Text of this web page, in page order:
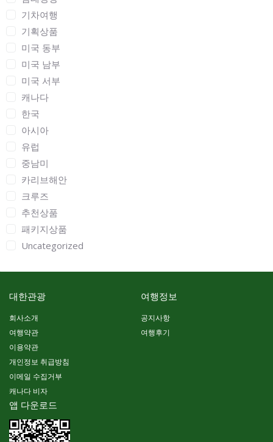
기차여행
기획상품
미국 동부
미국 남부
미국 서부
캐나다
한국
아시아
유럽
중남미
카리브해안
크루즈
추천상품
패키지상품
Uncategorized
대한관광
회사소개
여행약관
이용약관
개인정보 취급방침
이메일 수집거부
캐나다 비자
여행정보
공지사항
여행후기
앱 다운로드